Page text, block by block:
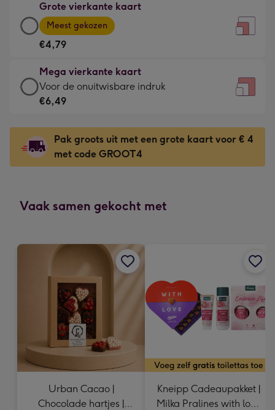
€3,49
-
Voor
kleine
gelukwens
-
130
x
130
mm
Grote vierkante kaart
Grote
vierkante
kaart
-
€4,79
-
Meest
-
Dimensions:
167
mm
Meest gekozen
€4,79
Mega vierkante kaart
Mega
vierkante
-
€6,49
-
onuitwisbare
Dimensions:
Voor de onuitwisbare indruk
€6,49
Pak groots uit met een grote kaart voor € 4
met code GROOT4
Vaak samen gekocht met
Urban Cacao |
Chocolade hartjes |
Kneipp Cadeaupakket |
Milka Pralines with love